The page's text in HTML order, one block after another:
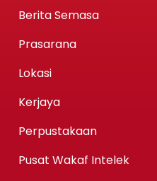
Berita Semasa
Prasarana
Lokasi
Kerjaya
Perpustakaan
Pusat Wakaf Intelek